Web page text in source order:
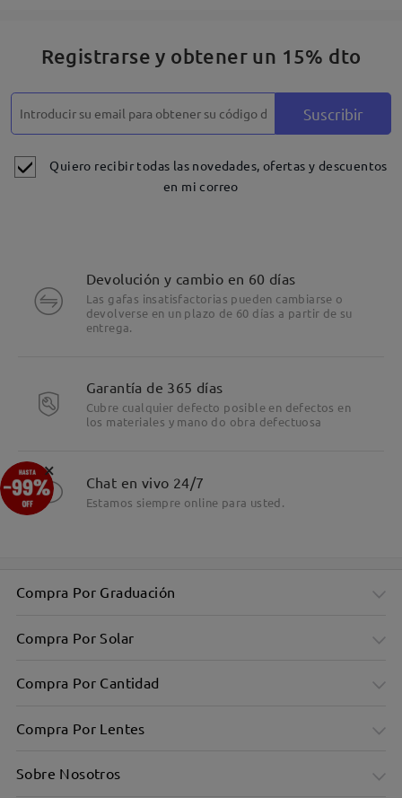
Registrarse y obtener un 15% dto
Suscribir
Quiero recibir todas las novedades, ofertas y descuentos
en mi correo
Devolución y cambio en 60 días
Las gafas insatisfactorias pueden cambiarse o
devolverse en un plazo de 60 días a partir de su
entrega.
Garantía de 365 días
Cubre cualquier defecto posible en defectos en
los materiales y mano do obra defectuosa
Chat en vivo 24/7
Estamos siempre online para usted.
Compra Por Graduación
Compra Por Solar
Compra Por Cantidad
Compra Por Lentes
Sobre Nosotros
×